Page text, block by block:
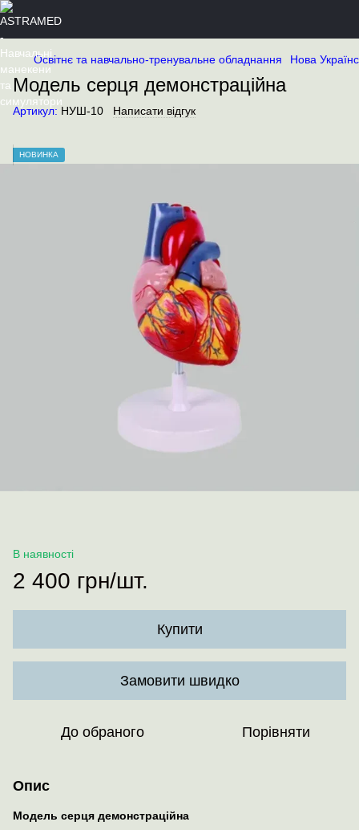
Освітнє та навчально-тренувальне обладнання Нова
Модель серця демонстраційна
Артикул: НУШ-10 Написати відгук
НОВИНКА
В наявності
2 400 грн/шт.
Купити
Замовити швидко
До обраного Порівняти
Опис
Модель серця демонстраційна